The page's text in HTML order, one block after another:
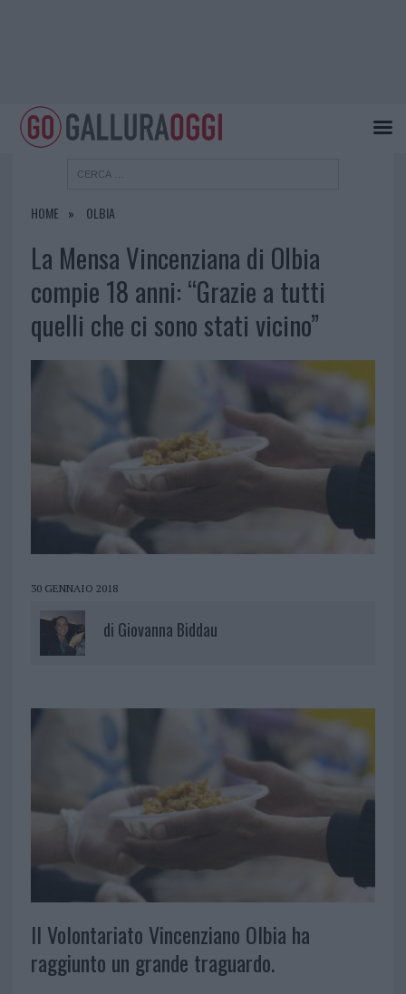
HOME OLBIA
La Mensa Vincenziana di Olbia
compie 18 anni: “Grazie a tutti
quelli che ci sono stati vicino”
30 GENNAIO 2018
di Giovanna Biddau
Il Volontariato Vincenziano Olbia ha
raggiunto un grande traguardo.